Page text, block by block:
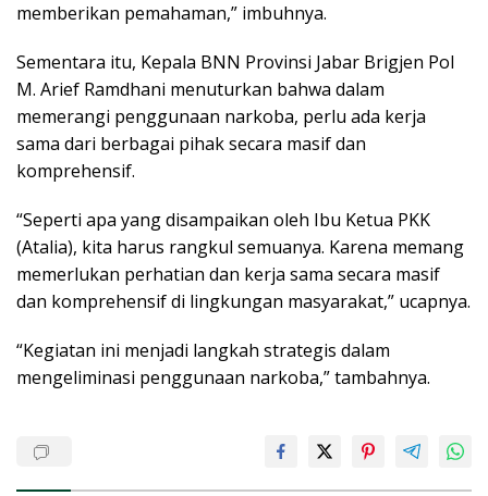
memberikan pemahaman,” imbuhnya.
Sementara itu, Kepala BNN Provinsi Jabar Brigjen Pol
M. Arief Ramdhani menuturkan bahwa dalam
memerangi penggunaan narkoba, perlu ada kerja
sama dari berbagai pihak secara masif dan
komprehensif.
“Seperti apa yang disampaikan oleh Ibu Ketua PKK
(Atalia), kita harus rangkul semuanya. Karena memang
memerlukan perhatian dan kerja sama secara masif
dan komprehensif di lingkungan masyarakat,” ucapnya.
“Kegiatan ini menjadi langkah strategis dalam
mengeliminasi penggunaan narkoba,” tambahnya.